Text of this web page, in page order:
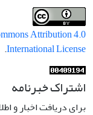
Attribution 4.0
International License
.
اشتراک خبرنامه
برای دریافت اخبار و